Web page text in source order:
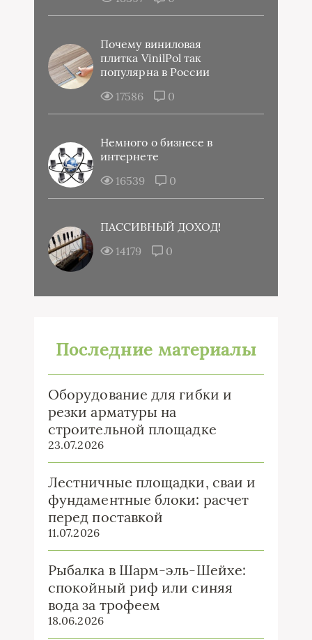
Почему виниловая
плитка VinilPol так
популярна в России
17586
0
Немного о бизнесе в
интернете
16539
0
ПАССИВНЫЙ ДОХОД!
14179
0
Последние материалы
Оборудование для гибки и
резки арматуры на
строительной площадке
23.07.2026
Лестничные площадки, сваи и
фундаментные блоки: расчет
перед поставкой
11.07.2026
Рыбалка в Шарм-эль-Шейхе:
спокойный риф или синяя
вода за трофеем
18.06.2026